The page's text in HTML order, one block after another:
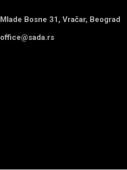
Mlade Bosne 31, Vračar, Beograd
office@sada.rs